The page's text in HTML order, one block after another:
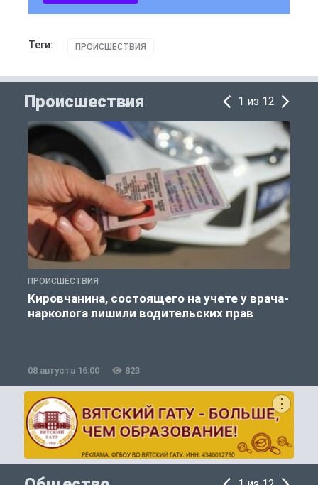
Теги: ПРОИСШЕСТВИЯ
Происшествия 1 из 12
ПРОИСШЕСТВИЯ
Кировчанина, состоящего на учете у врача-
нарколога лишили водительских прав
08 августа 16:00 823